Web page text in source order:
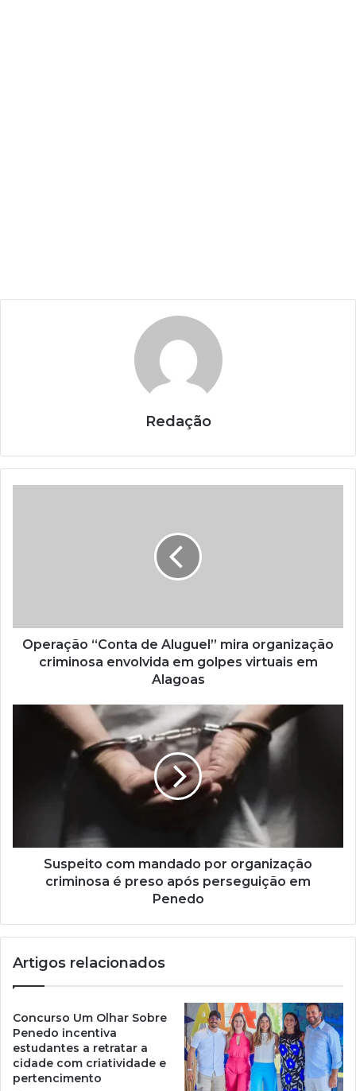
Redação
Operação “Conta de Aluguel” mira organização
criminosa envolvida em golpes virtuais em
Alagoas
Suspeito com mandado por organização
criminosa é preso após perseguição em
Penedo
Artigos relacionados
Concurso Um Olhar Sobre
Penedo incentiva
estudantes a retratar a
cidade com criatividade e
pertencimento